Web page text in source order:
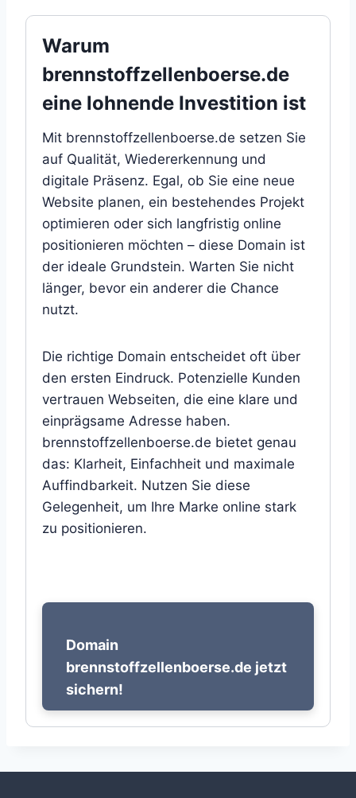
Warum
brennstoffzellenboerse.de
eine lohnende Investition ist
Mit brennstoffzellenboerse.de setzen Sie
auf Qualität, Wiedererkennung und
digitale Präsenz. Egal, ob Sie eine neue
Website planen, ein bestehendes Projekt
optimieren oder sich langfristig online
positionieren möchten – diese Domain ist
der ideale Grundstein. Warten Sie nicht
länger, bevor ein anderer die Chance
nutzt.
Die richtige Domain entscheidet oft über
den ersten Eindruck. Potenzielle Kunden
vertrauen Webseiten, die eine klare und
einprägsame Adresse haben.
brennstoffzellenboerse.de bietet genau
das: Klarheit, Einfachheit und maximale
Auffindbarkeit. Nutzen Sie diese
Gelegenheit, um Ihre Marke online stark
zu positionieren.
Domain
brennstoffzellenboerse.de jetzt
sichern!